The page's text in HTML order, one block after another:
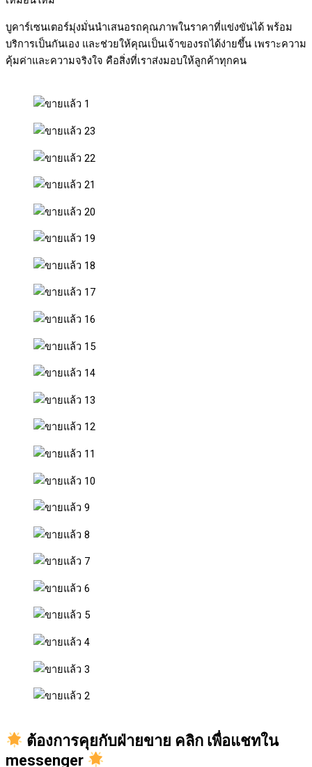
บูคาร์เซนเตอร์มุ่งมั่นนำเสนอรถคุณภาพในราคาที่แข่งขันได้ พร้อม
บริการเป็นกันเอง และช่วยให้คุณเป็นเจ้าของรถได้ง่ายขึ้น เพราะความ
คุ้มค่าและความจริงใจ คือสิ่งที่เราส่งมอบให้ลูกค้าทุกคน
ต้องการคุยกับฝ่ายขาย คลิก เพื่อแชทใน
messenger